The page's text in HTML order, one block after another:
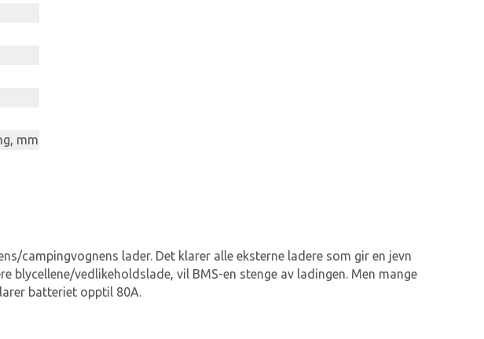
mm
campingvognens lader. Det klarer alle eksterne ladere som gir en jevn
vedlikeholdslade, vil BMS-en stenge av ladingen. Men mange
batteriet opptil 80A.